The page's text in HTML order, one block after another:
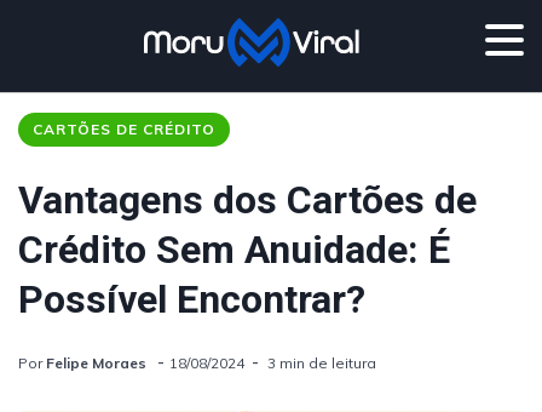
CARTÕES DE CRÉDITO
Vantagens dos Cartões de
Crédito Sem Anuidade: É
Possível Encontrar?
Por Felipe Moraes 18/08/2024 3 min de leitura